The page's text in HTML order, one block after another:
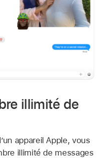
illimité de
appareil Apple, vous
illimité de messages